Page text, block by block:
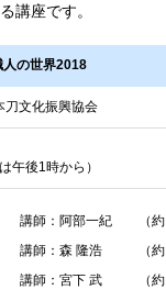
講座です。
人の世界2018
刀文化振興協会
午後1時から）
講師：阿部一紀
（
講師：森 隆浩
（
講師：宮下 武
（